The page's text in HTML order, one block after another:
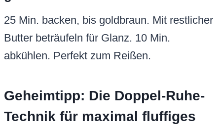
25 Min. backen, bis goldbraun. Mit restlicher
Butter beträufeln für Glanz. 10 Min.
abkühlen. Perfekt zum Reißen.
Geheimtipp: Die Doppel-Ruhe-
Technik für maximal fluffiges